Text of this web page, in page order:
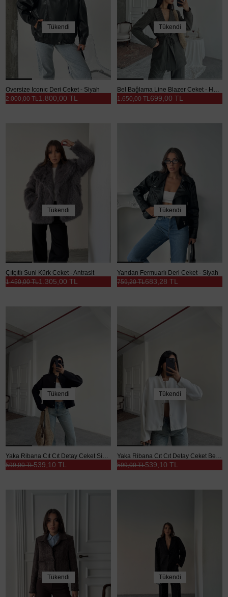
Tükendi
Oversize Iconıc Deri Ceket - Siyah
1.800,00 TL
2.000,00 TL
Tükendi
699,00 TL
1.650,00 TL
Tükendi
Çıtçıtlı Suni Kürk Ceket - Antrasit
1.305,00 TL
1.450,00 TL
Tükendi
Yandan Fermuarlı Deri Ceket - Siyah
683,28 TL
759,20 TL
Tükendi
Yaka Ribana Cıt Cıt Detay Ceket Siyah - Siyah
539,10 TL
599,00 TL
Tükendi
Yaka Ribana Cıt Cıt Detay Ceket Beyaz - Beyaz
539,10 TL
599,00 TL
Tükendi Tükendi